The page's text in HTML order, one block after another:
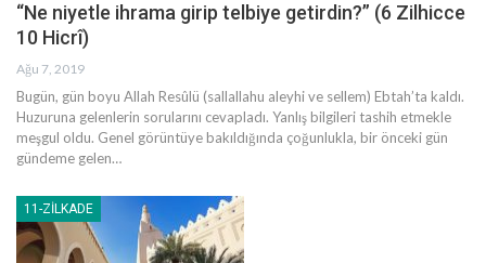
“Ne niyetle ihrama girip telbiye getirdin?” (6 Zilhicce
10 Hicrî)
Ağu 7, 2019
Bugün, gün boyu Allah Resûlü (sallallahu aleyhi ve sellem) Ebtah’ta kaldı.
Huzuruna gelenlerin sorularını cevapladı. Yanlış bilgileri tashih etmekle
meşgul oldu. Genel görüntüye bakıldığında çoğunlukla, bir önceki gün
gündeme gelen…
11-ZILKADE